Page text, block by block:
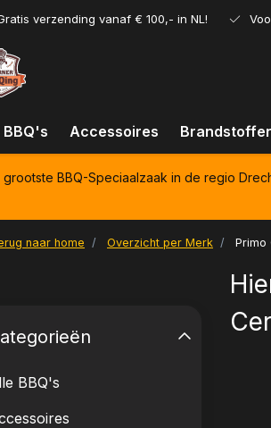
verzending vanaf € 100,- in NL!
BBQ's Accessoires
grootste BBQ-Speciaalzaak in de regio
naar home Overzicht per Merk Primo
BBQ's